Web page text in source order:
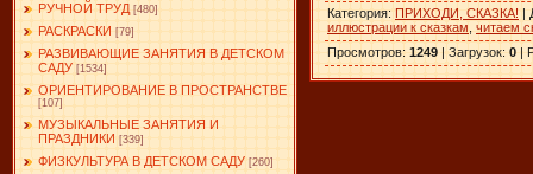
РУЧНОЙ ТРУД [480]
РАСКРАСКИ [79]
РАЗВИВАЮЩИЕ ЗАНЯТИЯ В ДЕТСКОМ
САДУ [1534]
ОРИЕНТИРОВАНИЕ В ПРОСТРАНСТВЕ
[107]
МУЗЫКАЛЬНЫЕ ЗАНЯТИЯ И
ПРАЗДНИКИ [339]
ФИЗКУЛЬТУРА В ДЕТСКОМ САДУ [260]
Категория: ПРИХОДИ, СКАЗКА! |
иллюстрации к сказкам читаем
Просмотров: 1249 | Загрузок: 0 |